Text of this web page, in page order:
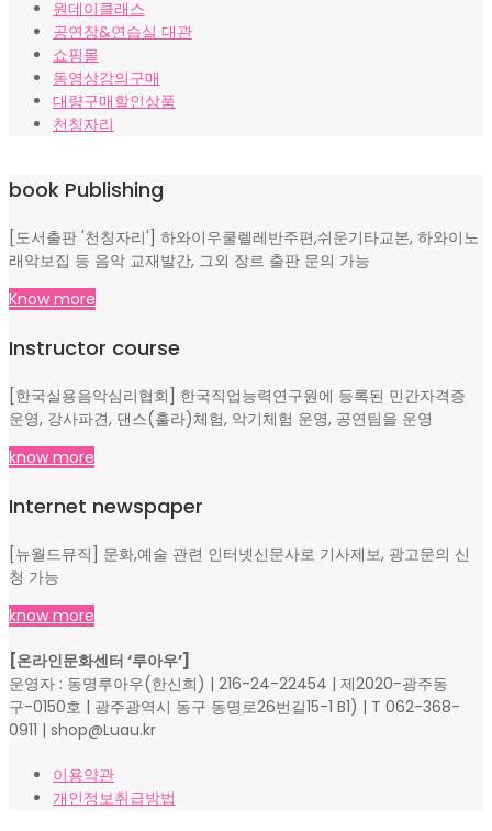
원데이클래스
공연장&연습실 대관
쇼핑몰
동영상강의구매
대량구매할인상품
천칭자리
book Publishing
[도서출판 '천칭자리'] 하와이우쿨렐레반주편,쉬운기타교본, 하와이노
래악보집 등 음악 교재발간, 그외 장르 출판 문의 가능
Know more
Instructor course
[한국실용음악심리협회] 한국직업능력연구원에 등록된 민간자격증
운영, 강사파견, 댄스(훌라)체험, 악기체험 운영, 공연팀을 운영
know more
Internet newspaper
[뉴월드뮤직] 문화,예술 관련 인터넷신문사로 기사제보, 광고문의 신
청 가능
know more
[온라인문화센터 ‘루아우’]
운영자 : 동명루아우(한신희) | 216-24-22454 | 제2020-광주동
구-0150호 | 광주광역시 동구 동명로26번길15-1 B1) | T 062-368-
0911 | shop@Luau.kr
이용약관
개인정보취급방법